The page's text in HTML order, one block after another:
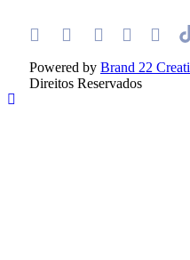
Powered by Brand 22
Direitos Reservados